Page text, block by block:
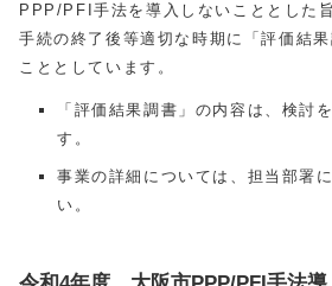
PPP/PFI手法を導入しないこととした
手続の終了後等適切な時期に「評価結
こととしています。
「評価結果調書」の内容は、検討
す。
事業の詳細については、担当部署
い。